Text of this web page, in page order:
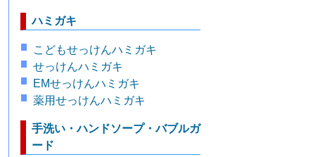
ハミガキ
こどもせっけんハミガキ
せっけんハミガキ
EMせっけんハミガキ
薬用せっけんハミガキ
手洗い・ハンドソープ・バブルガ
ード